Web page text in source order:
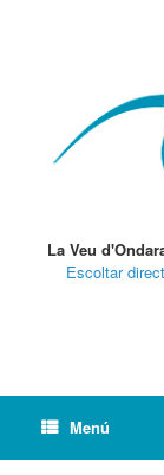
La Veu
Escoltar
Menú